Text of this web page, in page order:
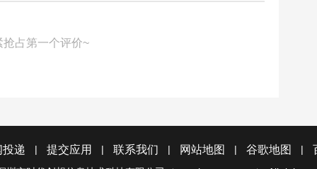
占第一个评价~
投递 | 提交应用 | 联系我们 | 网站地图 | 谷歌地图 |